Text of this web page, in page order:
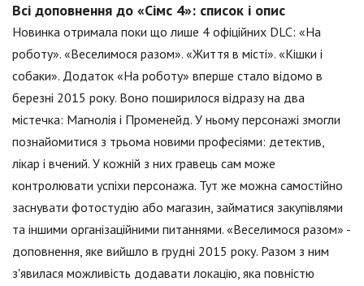
Всі доповнення до «Сімс 4»: список і опис
Новинка отримала поки що лише 4 офіційних DLC: «На
роботу». «Веселимося разом». «Життя в місті». «Кішки і
собаки». Додаток «На роботу» вперше стало відомо в
березні 2015 року. Воно поширилося відразу на два
містечка: Магнолія і Променейд. У ньому персонажі змогли
познайомитися з трьома новими професіями: детектив,
лікар і вчений. У кожній з них гравець сам може
контролювати успіхи персонажа. Тут же можна самостійно
заснувати фотостудію або магазин, займатися закупівлями
та іншими організаційними питаннями. «Веселимося разом» -
доповнення, яке вийшло в грудні 2015 року. Разом з ним
з'явилася можливість додавати локацію, яка повністю